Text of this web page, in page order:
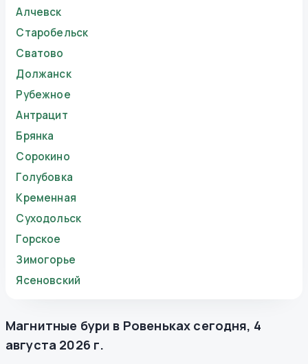
Алчевск
Старобельск
Сватово
Должанск
Рубежное
Антрацит
Брянка
Сорокино
Голубовка
Кременная
Суходольск
Горское
Зимогорье
Ясеновский
Магнитные бури в Ровеньках сегодня, 4
августа 2026 г.